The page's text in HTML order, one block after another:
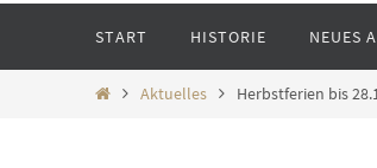
springen
START HISTORIE NEUES
StartAktuelles Herbstferien bis